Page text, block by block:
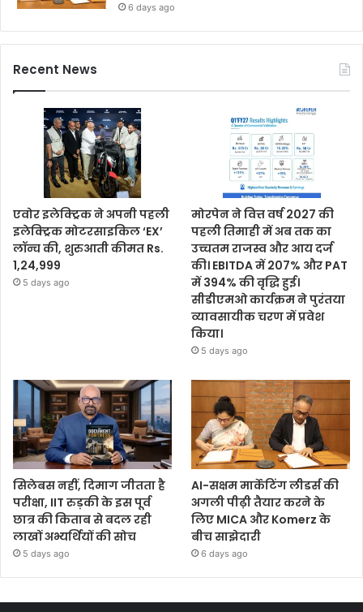
6 days ago
Recent News
एवोर इलेक्ट्रिक ने अपनी पहली
इलेक्ट्रिक मोटरसाइकिल ‘EX’
लॉन्च की, शुरुआती कीमत Rs.
1,24,999
5 days ago
मोरपेन ने वित्त वर्ष 2027 की
पहली तिमाही में अब तक का
उच्चतम राजस्व और आय दर्ज
की। EBITDA में 207% और PAT
में 394% की वृद्धि हुई।
सीडीएमओ कार्यक्रम ने पुरंतया
व्यावसायीक चरण में प्रवेश
किया।
5 days ago
सिलेबस नहीं, दिमाग जीतता है
परीक्षा, IIT रुड़की के इस पूर्व
छात्र की किताब से बदल रही
लाखों अभ्यर्थियों की सोच
5 days ago
AI-सक्षम मार्केटिंग लीडर्स की
अगली पीढ़ी तैयार करने के
लिए MICA और Komerz के
बीच साझेदारी
6 days ago